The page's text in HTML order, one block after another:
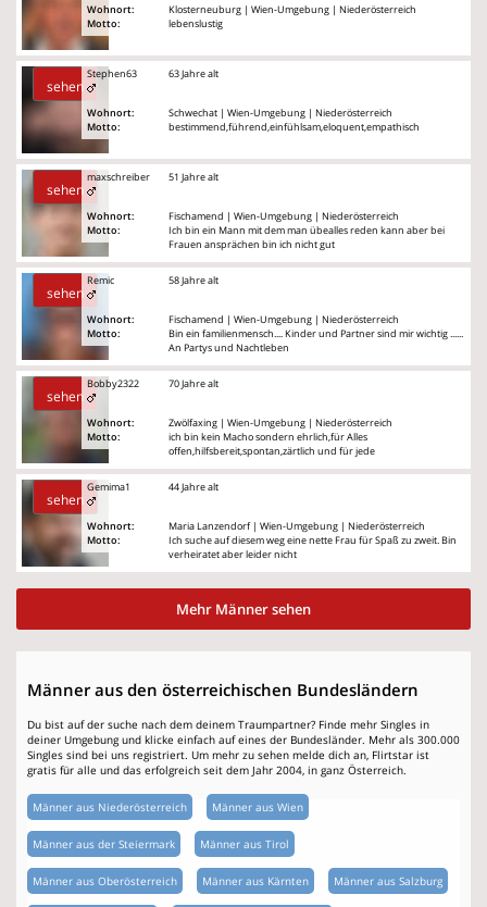
Wohnort:
Motto:
Klosterneuburg | Wien-Umgebung | Niederösterreich
lebenslustig
sehen
Stephen63
Wohnort:
Motto:
63 Jahre alt
Schwechat | Wien-Umgebung | Niederösterreich
bestimmend,führend,einfühlsam,eloquent,empathisch
sehen
maxschreiber
Wohnort:
Motto:
51 Jahre alt
Fischamend | Wien-Umgebung | Niederösterreich
Ich bin ein Mann mit dem man übealles reden kann aber bei
Frauen ansprächen bin ich nicht gut
sehen
Remic
Wohnort:
Motto:
58 Jahre alt
Fischamend | Wien-Umgebung | Niederösterreich
Bin ein familienmensch.... Kinder und Partner sind mir wichtig ......
An Partys und Nachtleben
sehen
Bobby2322
Wohnort:
Motto:
70 Jahre alt
Zwölfaxing | Wien-Umgebung | Niederösterreich
ich bin kein Macho sondern ehrlich,für Alles
offen,hilfsbereit,spontan,zärtlich und für jede
sehen
Gemima1
Wohnort:
Motto:
44 Jahre alt
Maria Lanzendorf | Wien-Umgebung | Niederösterreich
Ich suche auf diesem weg eine nette Frau für Spaß zu zweit. Bin
verheiratet aber leider nicht
Mehr Männer sehen
Männer aus den österreichischen Bundesländern
Du bist auf der suche nach dem deinem Traumpartner? Finde mehr Singles in
deiner Umgebung und klicke einfach auf eines der Bundesländer. Mehr als 300.000
Singles sind bei uns registriert. Um mehr zu sehen melde dich an, Flirtstar ist
gratis für alle und das erfolgreich seit dem Jahr 2004, in ganz Österreich.
Männer aus Niederösterreich Männer aus Wien
Männer aus der Steiermark Männer aus Tirol
Männer aus Oberösterreich Männer aus Kärnten Männer aus Salzburg